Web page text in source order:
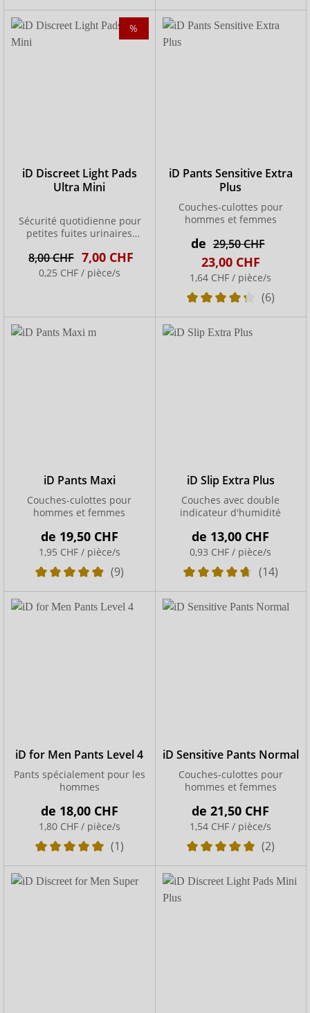
%
iD Discreet Light Pads
Ultra Mini
Sécurité quotidienne pour
petites fuites urinaires
8,00 CHF 7,00 CHF
0,25 CHF / pièce/s
iD Pants Sensitive Extra
Plus
Couches-culottes pour
hommes et femmes
de 29,50 CHF
23,00 CHF
1,64 CHF / pièce/s
(6)
iD Pants Maxi
Couches-culottes pour
hommes et femmes
de 19,50 CHF
1,95 CHF / pièce/s
(9)
iD Slip Extra Plus
Couches avec double
indicateur d'humidité
de 13,00 CHF
0,93 CHF / pièce/s
(14)
iD for Men Pants Level 4
Pants spécialement pour les
hommes
de 18,00 CHF
1,80 CHF / pièce/s
(1)
iD Sensitive Pants Normal
Couches-culottes pour
hommes et femmes
de21,50 CHF
1,54 CHF / pièce/s
(2)